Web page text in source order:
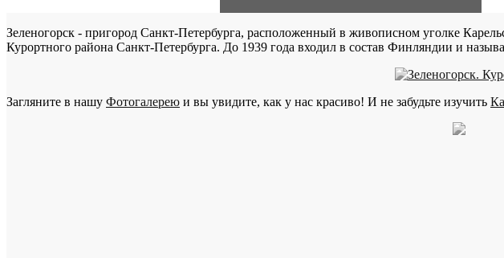
Зеленогорск - пригород Санкт-Петербурга, расположенный в живописном уголке
Курортного района Санкт-Петербурга. До 1939 года входил в состав Финляндии и
Загляните в нашу Фотогалерею и вы увидите, как у нас красиво! И не забудьте изучить